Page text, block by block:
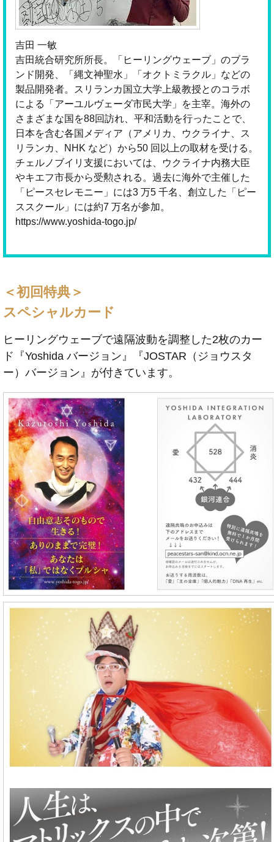
吉田 一敏
吉田統合研究所所長。「ヒーリングウェーブ」のブラ
ンド開発、「縄文神聖水」「オクトミラクル」などの
製品開発者。スリランカ国立大学上級教授とのコラボ
による「アーユルヴェーダ市民大学」を主宰。海外の
さまざまな国を88回訪れ、平和活動を行ったことで、
日本を含む各国メディア（アメリカ、ウクライナ、ス
リランカ、NHK など）から50 回以上の取材を受ける。
チェルノブイリ支援においては、ウクライナ内務大臣
やキエフ市長から受勲される。過去に海外で主催した
「ピースセレモニー」には3 万5 千名、創立した「ピー
ススクール」には約7 万名が参加。
https://www.yoshida-togo.jp/
＜初回特典＞
スペシャルカード
ヒーリングウェーブで遠隔波動を調整した2枚のカー
ド『Yoshida バージョン』『JOSTAR（ジョウスタ
ー）バージョン』が付きています。